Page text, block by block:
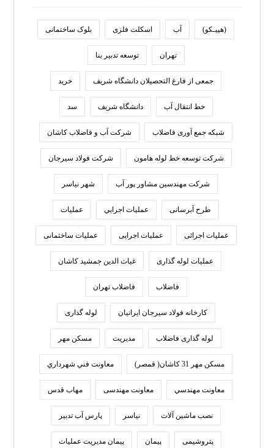
(هپیـکو) آب اسکلت فلزی بلوک ساختمانی
تهران توسعه تدبير بنا
جمعی از فارغ التحصیلان دانشگاه شریف خرید
خط انتقال آب دانشگاه شریف سد
شبکه جمع آوری فاضلاب شرکت آب و فاضلاب کاشان
شرکت توسعه خط لوله هامون شرکت فولاد سيرجان
شرکت مهندسین مشاور پور آب شهر نیاسر
طرح آبرسانی عمليات اجرايي عملیات
عملیات اجرائی عملیات اجرایی عملیات ساختمانی
عملیات لوله گذاری غیاث الدین جمشید کاشان
فاضلاب فاضلاب تهران
كارخانه فولاد سيرجان ايرانيان لوله گذاری
لوله گذاری فاضلاب مدیریت مسکن مهر
مسکن مهر 31 کاشان( قمصر) معاونت فني شهرداري
معاونت مهندسي معاونت مهندسی مهاب قدس
نصب ماشین آلات نیاسر پارس‌ آب تدبير
پتروشیمی پیمان پیمان مدیریت عملیات